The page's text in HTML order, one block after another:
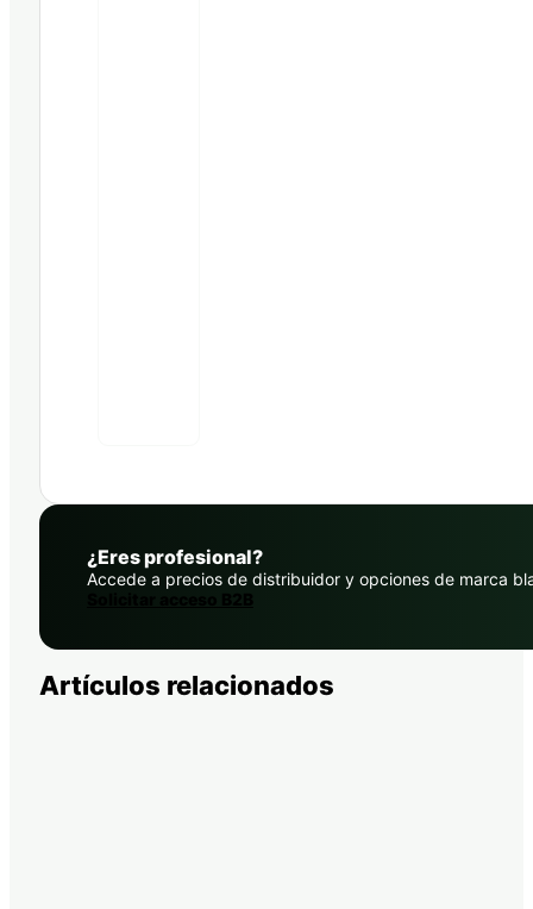
¿Eres profesional?
Accede a precios de distribuidor y opciones de marca
Artículos relacionados